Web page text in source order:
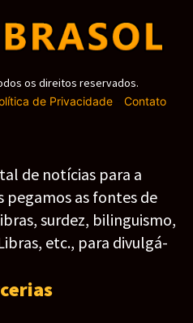
os direitos reservados.
de Privacidade- Contato
de notícias para a
pegamos as fontes de
surdez, bilinguismo,
etc., para divulgá-